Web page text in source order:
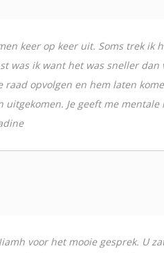
keer op keer uit. Soms trek ik
was ik want het was sneller
opvolgen en hem laten
Je geeft me
voor het mooie gesprek. U